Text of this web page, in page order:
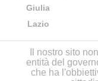
Giulia
Lazio
Il nostro sito
entità del
che ha